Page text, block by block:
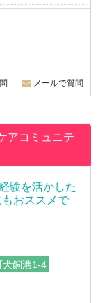
メールで質問
アコミュニテ
を活かした
おススメで
犬飼港1-4